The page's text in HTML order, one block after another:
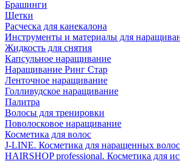
Брашинги
Щетки
Расческа для канекалона
Инструменты и материалы для
Жидкость для снятия
Капсульное наращивание
Наращивание Ринг Стар
Ленточное наращивание
Голливудское наращивание
Палитра
Волосы для тренировки
Поволосковое наращивание
Косметика для волос
J-LINE. Косметика для наращенных волос
HAIRSHOP professional. Косметика для